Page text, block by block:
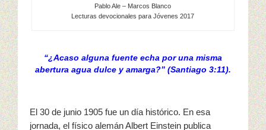
My Church
Ministerio Personal (Obra Misionera)
Pablo Ale – Marcos Blanco
Lecturas devocionales para Jóvenes 2017
“¿Acaso alguna fuente echa por una misma
abertura agua dulce y amarga?” (Santiago 3:11).
El 30 de junio 1905 fue un día histórico. En esa
jornada, el físico alemán Albert Einstein publica